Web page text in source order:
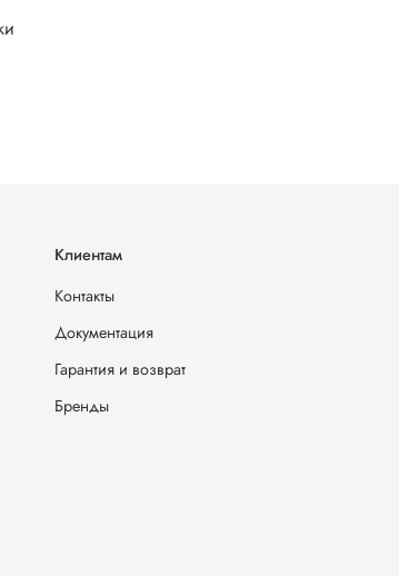
Клиентам
Контакты
Документация
Гарантия и возврат
Бренды